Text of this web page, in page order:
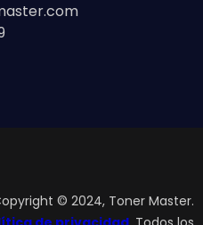
© 2024, Toner Master.